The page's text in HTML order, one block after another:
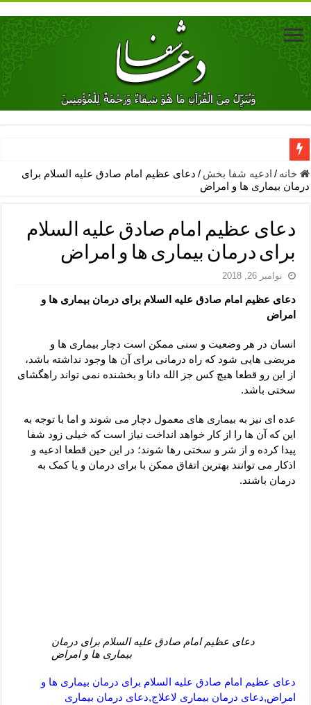
دعای جلب محبت فوری معشوق – دعای جلب محبت شوهر
دعای مشکل گشا برای رفع فقر – ذکرهای روزی‌ بخش
معجزات دعای یا من اظهر الجمیل – دعای یا من اظهر الجمیل برای
مهم ترین اذکار الهی و فضیلت آن ها – ذکر مخصوص مستجاب الدعوه
دعا برای ترس بچه ها در خواب – دعای ترس و بی خوابی کودکان
دعای رفع فقر و طلب رزق و روزی – آیه‌ جلب ثروت و برکت مال
لا حول ولا قوة الا بالله برای چشم زخم – دعای چشم زخم ماشاالله
دعای قوی رفع ترس – دعای مجرب برای آرامش قلب و رفع اضطراب
دعا برای پولدار شدن در یک روز – دعای ثروت حضرت سلیمان
خانه / ادعیه شفا بخش / دعای عظیم امام صادق علیه السلام برای
درمان بیماری ها و امراض
دعای عظیم امام صادق علیه السلام
برای درمان بیماری ها و امراض
نوامبر 26, 2018
دعای عظیم امام صادق علیه السلام برای درمان بیماری ها و
امراض
انسان در هر وضعیت و سنی ممکن است دچار بیماری ها و
مریضی هایی شود که راه درمانی برای آن ها وجود نداشته باشد،
از این رو قطعا هیچ کس جز الله دانا و بخشنده نمی تواند راهگشای
سختی باشد.
عده ای نیز به بیماری های معمول دچار می شوند و اما با توجه به
این که آن ها را از کار خواهد انداخت نیاز است که خیلی زود شفا
پیدا کرده و از شر و سختی رها شوند؛ در این حین قطعا ادعیه و
اذکار می توانند بهترین اتفاق ممکن با برای درمان و یا کمک به
درمان باشند.
دعای عظیم امام صادق علیه السلام برای درمان
بیماری ها و امراض
دعای عظیم امام صادق علیه السلام برای درمان بیماری ها و
امراض,دعای درمان بیماری لاعلاج,دعای درمان بیماری